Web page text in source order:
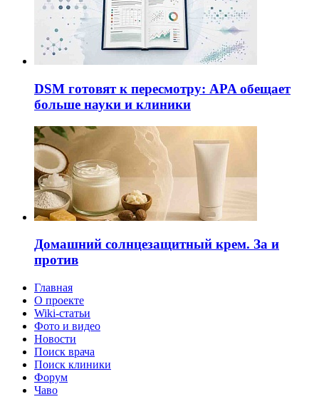
DSM готовят к пересмотру: APA обещает
больше науки и клиники
Домашний солнцезащитный крем. За и
против
Главная
О проекте
Wiki-статьи
Фото и видео
Новости
Поиск врача
Поиск клиники
Форум
Чаво